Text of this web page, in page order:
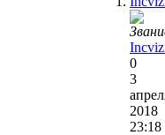
0
3
2018
23:18